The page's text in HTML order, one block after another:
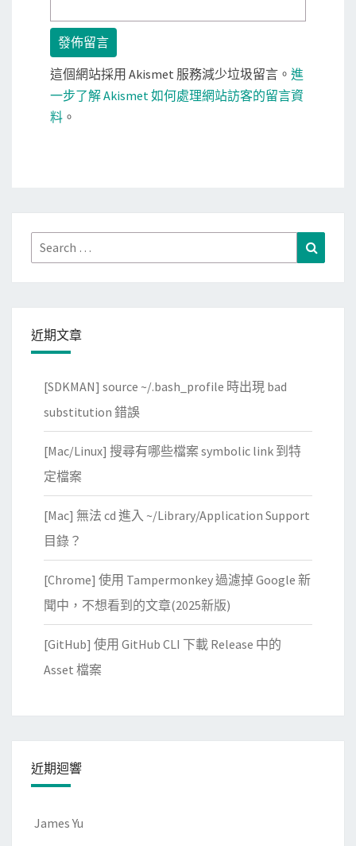
這個網站採用 Akismet 服務減少垃圾留言。 進
一步了解 Akismet 如何處理網站訪客的留言資
料 。
Search
for:
近期文章
[SDKMAN] source ~/.bash_profile 時出現 bad
substitution 錯誤
[Mac/Linux] 搜尋有哪些檔案 symbolic link 到特
定檔案
[Mac] 無法 cd 進入 ~/Library/Application Support
目錄？
[Chrome] 使用 Tampermonkey 過濾掉 Google 新
聞中，不想看到的文章(2025新版)
[GitHub] 使用 GitHub CLI 下載 Release 中的
Asset 檔案
近期迴響
James Yu